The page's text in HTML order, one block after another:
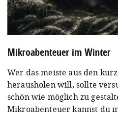
Mikroabenteuer im Winter
Wer das meiste aus den
herausholen will, sollte
schön wie möglich zu
Mikroabenteuer kannst du